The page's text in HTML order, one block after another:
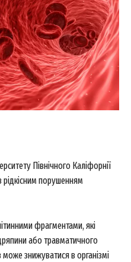
Північного Каліфорнії
рідкісним порушенням
фрагментами, які
або травматичного
знижуватися в організмі